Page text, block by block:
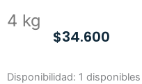
4 kg
$34.600
Disponibilidad: 1 disponibles
Belcando